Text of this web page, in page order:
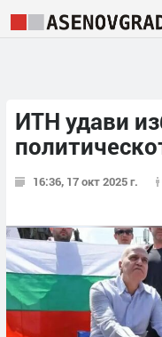
ИТН удави
16:36, 17 окт 2025 г.